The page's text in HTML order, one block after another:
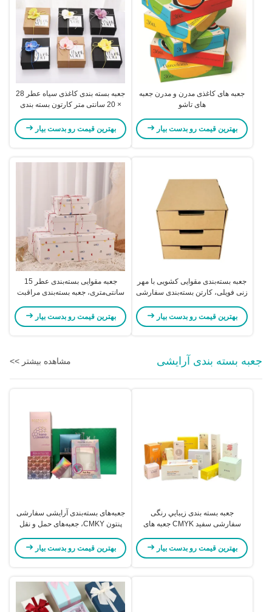
جعبه های کاغذی مدرن و مدرن جعبه
های تاشو
بهترین قیمت رو بدست بیار
جعبه بسته بندی کاغذی سیاه عطر 28
× 20 سانتی متر کارتون بسته بندی
بهترین قیمت رو بدست بیار
جعبه بسته‌بندی مقوایی کشویی با مهر
زنی فویلی، کارتن بسته‌بندی سفارشی
بهترین قیمت رو بدست بیار
جعبه مقوایی بسته‌بندی عطر 15
سانتی‌متری، جعبه بسته‌بندی مراقبت
بهترین قیمت رو بدست بیار
جعبه بسته بندی آرایشی مشاهده بیشتر >>
جعبه بسته بندی زيبايي رنگی
سفارشی سفید CMYK جعبه های
بهترین قیمت رو بدست بیار
جعبه‌های بسته‌بندی آرایشی سفارشی
پنتون CMKY، جعبه‌های حمل و نقل
بهترین قیمت رو بدست بیار